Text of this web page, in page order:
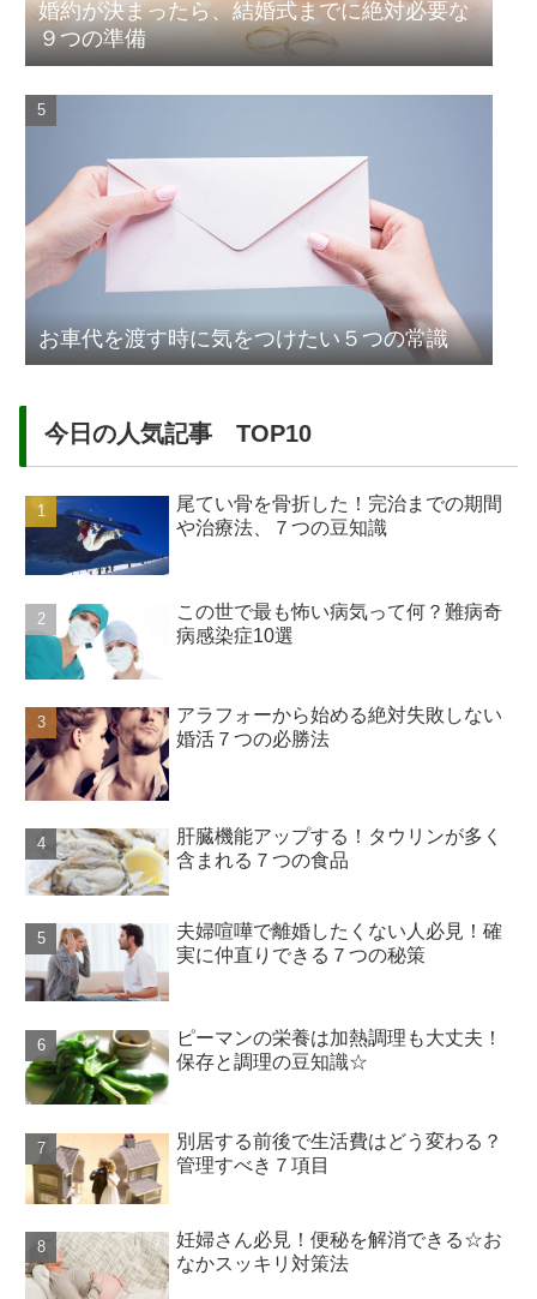
婚約が決まったら、結婚式までに絶対必要な
９つの準備
お車代を渡す時に気をつけたい５つの常識
今日の人気記事 TOP10
尾てい骨を骨折した！完治までの期間
や治療法、７つの豆知識
この世で最も怖い病気って何？難病奇
病感染症10選
アラフォーから始める絶対失敗しない
婚活７つの必勝法
肝臓機能アップする！タウリンが多く
含まれる７つの食品
夫婦喧嘩で離婚したくない人必見！確
実に仲直りできる７つの秘策
ピーマンの栄養は加熱調理も大丈夫！
保存と調理の豆知識☆
別居する前後で生活費はどう変わる？
管理すべき７項目
妊婦さん必見！便秘を解消できる☆お
なかスッキリ対策法